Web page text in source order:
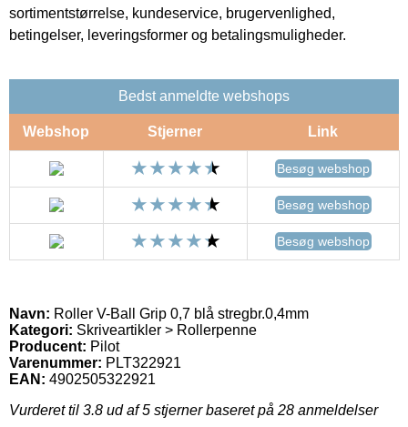
sortimentstørrelse, kundeservice, brugervenlighed,
betingelser, leveringsformer og betalingsmuligheder.
Bedst anmeldte webshops
Webshop Stjerner Link
Besøg webshop
Besøg webshop
Besøg webshop
Navn: Roller V-Ball Grip 0,7 blå stregbr.0,4mm
Kategori: Skriveartikler > Rollerpenne
Producent: Pilot
Varenummer: PLT322921
EAN: 4902505322921
Vurderet til 3.8 ud af 5 stjerner baseret på 28 anmeldelser